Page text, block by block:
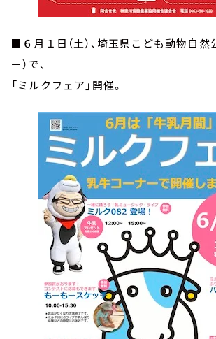
■６月１日（土）、埼玉県こども動物自然
ー）で、
「ミルクフェア」開催。